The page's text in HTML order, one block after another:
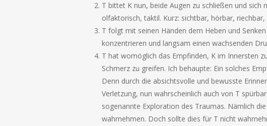
T bittet K nun, beide Augen zu schließen und
olfaktorisch, taktil. Kurz: sichtbar, hörbar,
T folgt mit seinen Händen dem Heben und
konzentrieren und langsam einen wachsenden
T hat womöglich das Empfinden, K im Innersten
Schmerz zu greifen. Ich behaupte: Ein solches
Denn durch die absichtsvolle und bewusste
Verletzung, nun wahrscheinlich auch von T
sogenannte Exploration des Traumas. Nämlich
wahrnehmen. Doch sollte dies für T nicht